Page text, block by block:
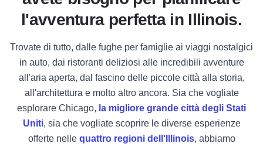
l'avventura perfetta in Illinois.
Trovate di tutto, dalle fughe per famiglie ai viaggi nostalgici
in auto, dai ristoranti deliziosi alle incredibili avventure
all'aria aperta, dal fascino delle piccole città alla storia,
all'architettura e molto altro ancora. Sia che vogliate
esplorare Chicago, la migliore grande città degli Stati
Uniti, sia che vogliate scoprire le diverse esperienze
offerte nelle quattro regioni dell'Illinois, abbiamo